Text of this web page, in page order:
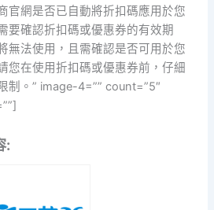
官網是否已自動將折扣碼應用於您
要確認折扣碼或優惠券的有效期
無法使用，且需確認是否可用於您
您在使用折扣碼或優惠券前，仔細
制。” image-4=”” count=”5″
: